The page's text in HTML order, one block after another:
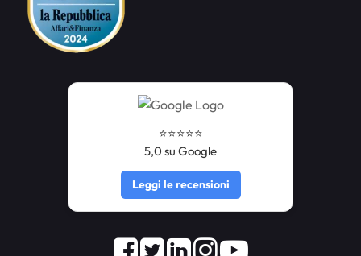
⭐️⭐️⭐️⭐️⭐️
5,0 su Google
Leggi le recensioni
Facebook
TwitterLinkedInInstagram
Youtube